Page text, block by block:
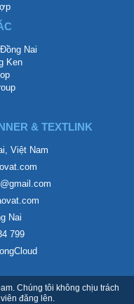
Nai
Ken
& TEXTLINK
Việt Nam
Nai
799
Chúng tôi không chịu trách
đăng lên.